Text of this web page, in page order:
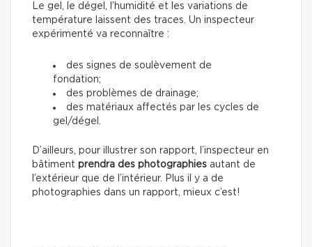
Le gel, le dégel, l’humidité et les variations de
température laissent des traces. Un inspecteur
expérimenté va reconnaître :
des signes de soulèvement de
fondation;
des problèmes de drainage;
des matériaux affectés par les cycles de
gel/dégel.
D’ailleurs, pour illustrer son rapport, l’inspecteur en
bâtiment prendra des photographies autant de
l’extérieur que de l’intérieur. Plus il y a de
photographies dans un rapport, mieux c’est!